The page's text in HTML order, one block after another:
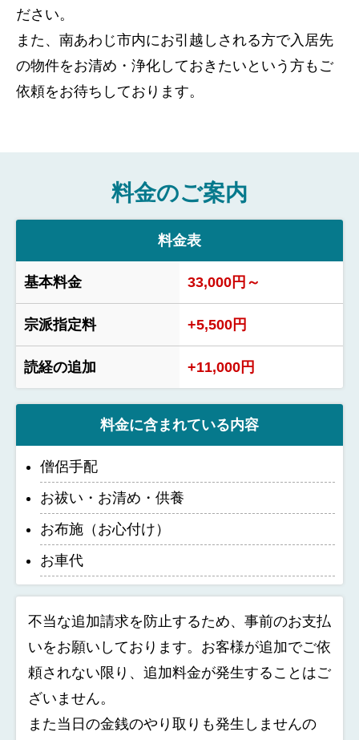
ださい。
また、南あわじ市内にお引越しされる方で入居先
の物件をお清め・浄化しておきたいという方もご
依頼をお待ちしております。
料金のご案内
料金表
基本料金 33,000円～
宗派指定料 +5,500円
読経の追加 +11,000円
料金に含まれている内容
僧侶手配
お祓い・お清め・供養
お布施（お心付け）
お車代
不当な追加請求を防止するため、事前のお支払
いをお願いしております。お客様が追加でご依
頼されない限り、追加料金が発生することはご
ざいません。
また当日の金銭のやり取りも発生しませんの